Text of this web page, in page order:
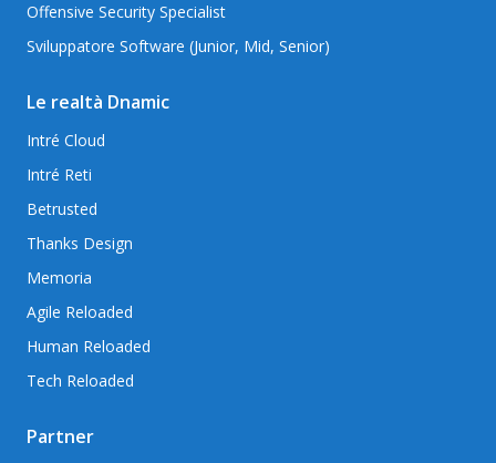
Offensive Security Specialist
Sviluppatore Software (Junior, Mid, Senior)
Le realtà Dnamic
Intré Cloud
Intré Reti
Betrusted
Thanks Design
Memoria
Agile Reloaded
Human Reloaded
Tech Reloaded
Partner